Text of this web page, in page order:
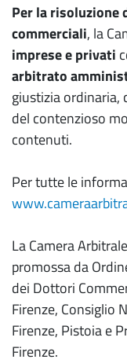
Per la risoluzione
commerciali, la
imprese e privati
arbitrato
giustizia ordinaria,
del contenzioso
contenuti.
Per tutte le
La Camera
promossa da
dei Dottori
Firenze, Consiglio
Firenze, Pistoia e
Firenze.